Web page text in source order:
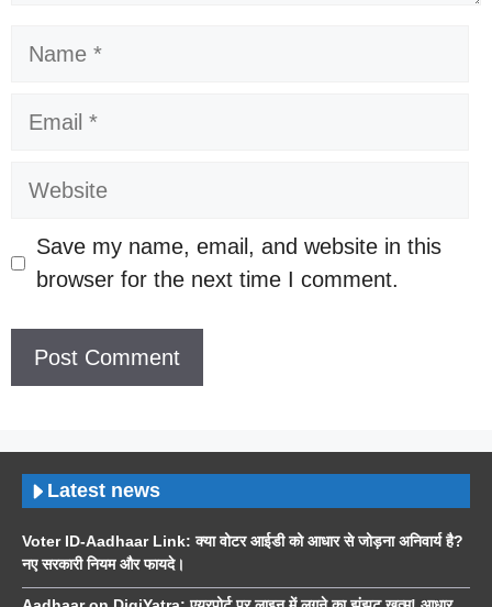
Name
Email
Website
Save my name, email, and website in this
browser for the next time I comment.
Latest news
Voter ID-Aadhaar Link: क्या वोटर आईडी को आधार से जोड़ना अनिवार्य है?
नए सरकारी नियम और फायदे।